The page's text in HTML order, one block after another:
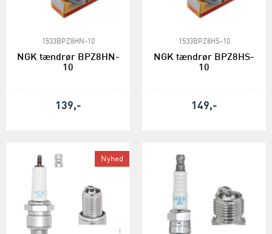
1533BPZ8HN-10
NGK tændrør BPZ8HN-
10
139,-
1533BPZ8HS-10
NGK tændrør BPZ8HS-
10
149,-
Nyhed